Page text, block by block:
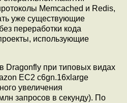
Memcached и Redis,
уже существующие
переработки кода
использующие
Dragonfly при типовых видах
EC2 c6gn.16xlarge
увеличения
запросов в секунду). По